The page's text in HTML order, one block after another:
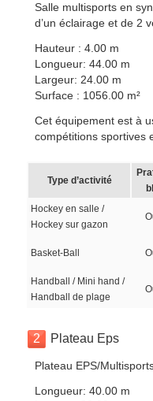
Salle multisports en
d’un éclairage et de 2
Hauteur : 4.00 m
Longueur: 44.00 m
Largeur: 24.00 m
Surface : 1056.00 m²
Cet équipement est à
compétitions sportives
Type d’activité
Hockey en salle /
Hockey sur gazon
Basket-Ball
Handball / Mini hand /
Handball de plage
2 Plateau Eps
Plateau EPS/
Longueur: 40.00 m